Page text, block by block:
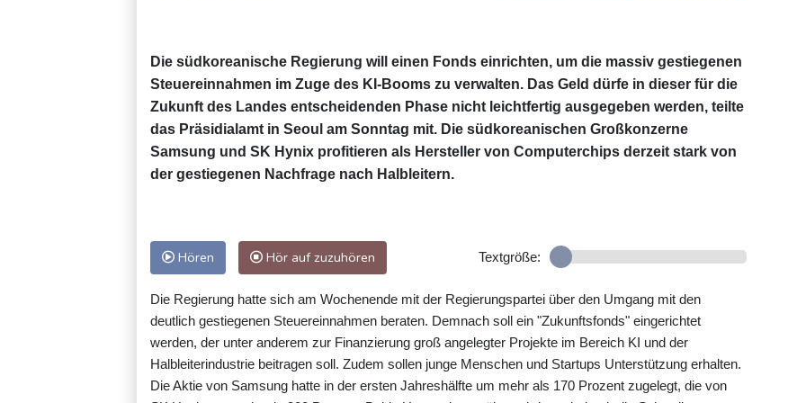
Die südkoreanische Regierung will einen Fonds einrichten, um die massiv gestiegenen
Steuereinnahmen im Zuge des KI-Booms zu verwalten. Das Geld dürfe in dieser für die
Zukunft des Landes entscheidenden Phase nicht leichtfertig ausgegeben werden, teilte
das Präsidialamt in Seoul am Sonntag mit. Die südkoreanischen Großkonzerne
Samsung und SK Hynix profitieren als Hersteller von Computerchips derzeit stark von
der gestiegenen Nachfrage nach Halbleitern.
Hören Hör auf zuzuhören Textgröße:
Die Regierung hatte sich am Wochenende mit der Regierungspartei über den Umgang mit den
deutlich gestiegenen Steuereinnahmen beraten. Demnach soll ein "Zukunftsfonds" eingerichtet
werden, der unter anderem zur Finanzierung groß angelegter Projekte im Bereich KI und der
Halbleiterindustrie beitragen soll. Zudem sollen junge Menschen und Startups Unterstützung erhalten.
Die Aktie von Samsung hatte in der ersten Jahreshälfte um mehr als 170 Prozent zugelegt, die von